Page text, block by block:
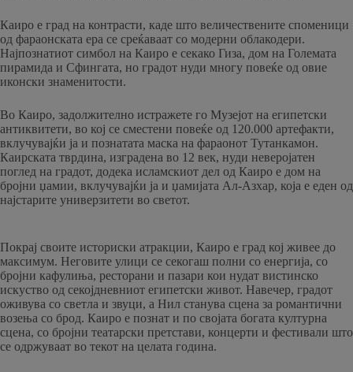
Каиро е град на контрасти, каде што величествените споменици
од фараонската ера се среќаваат со модерни облакодери.
Најпознатиот симбол на Каиро е секако Гиза, дом на Големата
пирамида и Сфингата, но градот нуди многу повеќе од овие
иконски знаменитости.
Во Каиро, задолжително истражете го Музејот на египетски
антиквитети, во кој се сместени повеќе од 120.000 артефакти,
вклучувајќи ја и познатата маска на фараонот Тутанкамон.
Каирската тврдина, изградена во 12 век, нуди неверојатен
поглед на градот, додека исламскиот дел од Каиро е дом на
бројни џамии, вклучувајќи ја и џамијата Ал-Азхар, која е еден од
најстарите универзитети во светот.
Покрај своите историски атракции, Каиро е град кој живее до
максимум. Неговите улици се секогаш полни со енергија, со
бројни кафулиња, ресторани и пазари кои нудат вистинско
искуство од секојдневниот египетски живот. Навечер, градот
оживува со светла и звуци, а Нил станува сцена за романтични
возења со брод. Каиро е познат и по својата богата културна
сцена, со бројни театарски претстави, концерти и фестивали што
се одржуваат во текот на целата година.